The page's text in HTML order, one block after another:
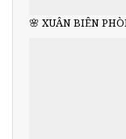
🌸 XUÂN BIÊN